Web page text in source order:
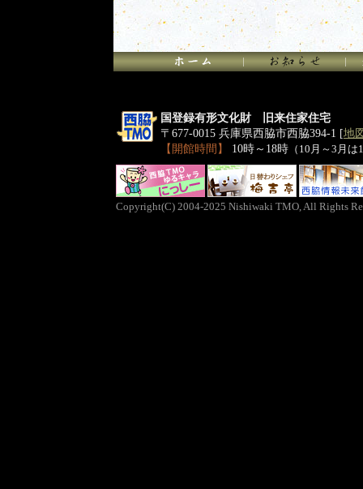
国登録有形文化財 旧来住家住宅
〒677-0015 兵庫県西脇市西脇394-1 [地
【開館時間】
10時～18時 （10月～3月
Copyright(C) 2004-2025 Nishiwaki TMO, All Rights